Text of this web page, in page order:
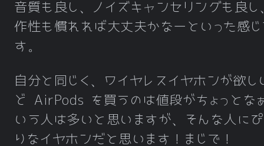
音質も良し、ノイズキャンセリングも良し
作性も慣れれば大丈夫かなーといった感じ
す。
自分と同じく、ワイヤレスイヤホンが欲し
ど AirPods を買うのは値段がちょっとな
いう人は多いと思いますが、そんな人にぴ
りなイヤホンだと思います！まじで！